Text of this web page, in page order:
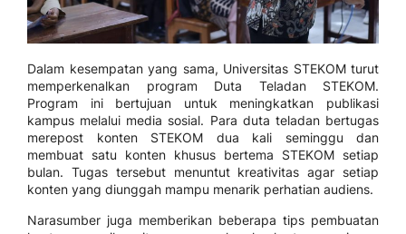
Dalam kesempatan yang sama, Universitas STEKOM turut
memperkenalkan program Duta Teladan STEKOM.
Program ini bertujuan untuk meningkatkan publikasi
kampus melalui media sosial. Para duta teladan bertugas
merepost konten STEKOM dua kali seminggu dan
membuat satu konten khusus bertema STEKOM setiap
bulan. Tugas tersebut menuntut kreativitas agar setiap
konten yang diunggah mampu menarik perhatian audiens.
Narasumber juga memberikan beberapa tips pembuatan